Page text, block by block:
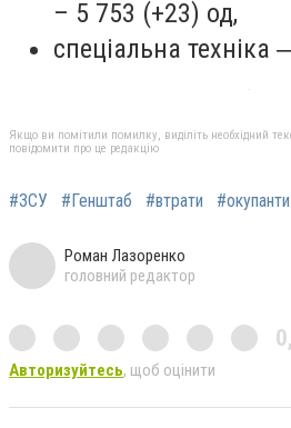
– 5 753 (+23) од,
спеціальна техніка
Якщо ви помітили помилку, виділіть необхідний
повідомити про це редакцію
#ЗСУ #Генштаб #втрати #окупанти
Роман Лазоренко
головний редактор
Авторизуйтесь, щоб оцінити